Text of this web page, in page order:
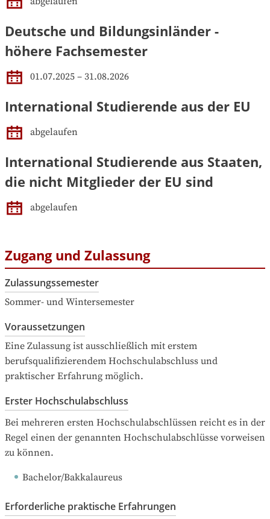
Deutsche und Bildungsinländer -
höhere Fachsemester
01.07.2025 – 31.08.2026
International Studierende aus der EU
abgelaufen
International Studierende aus Staaten,
die nicht Mitglieder der EU sind
abgelaufen
Zugang und Zulassung
Zulassungssemester
Sommer- und Wintersemester
Voraussetzungen
Eine Zulassung ist ausschließlich mit erstem
berufsqualifizierendem Hochschulabschluss und
praktischer Erfahrung möglich.
Erster Hochschulabschluss
Bei mehreren ersten Hochschulabschlüssen reicht es in der
Regel einen der genannten Hochschulabschlüsse vorweisen
zu können.
Bachelor/Bakkalaureus
Erforderliche praktische Erfahrungen